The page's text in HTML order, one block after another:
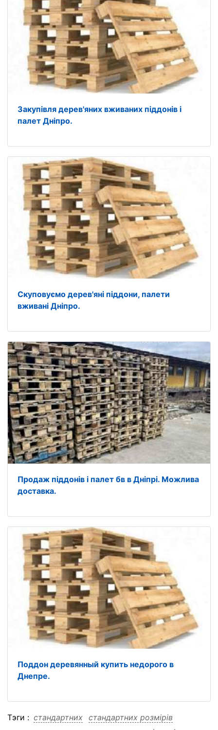
Закупівля дерев'яних вживаних піддонів і
палет Дніпро.
Скуповуємо дерев'яні піддони, палети
вживані Дніпро.
Продаж піддонів і палет бв в Дніпрі. Можлива
доставка.
Поддон деревянный купить недорого в
Днепре.
Тэги : стандартних стандартних розмірів